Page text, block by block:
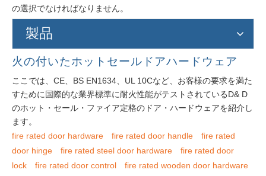
の選択でなければなりません。
製品
火の付いたホットセールドアハードウェア
ここでは、CE、BS EN1634、UL 10Cなど、お客様の要求を満た
すために国際的な業界標準に耐火性能がテストされているD& D
のホット・セール・ファイア定格のドア・ハードウェアを紹介し
ます。
fire rated door hardware
fire rated door handle
fire rated
door hinge
fire rated steel door hardware
fire rated door
lock
fire rated door control
fire rated wooden door hardware